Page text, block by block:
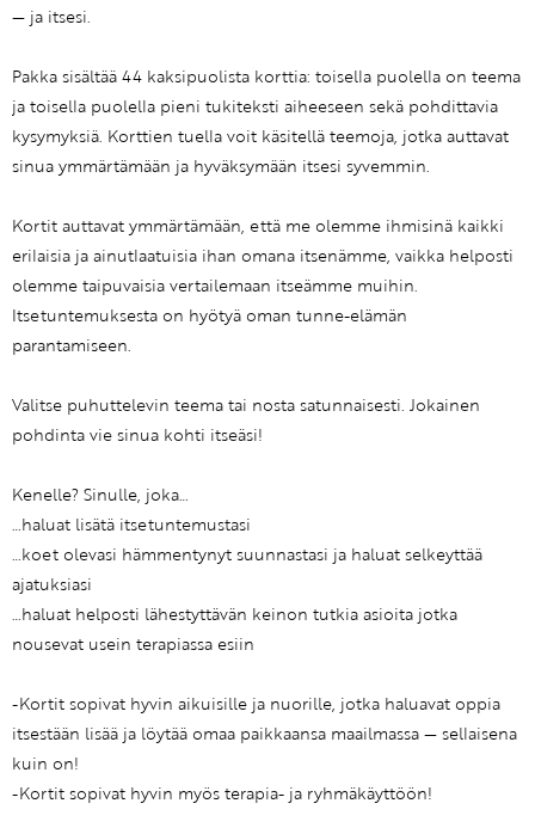
— ja itsesi.
Pakka sisältää 44 kaksipuolista korttia: toisella puolella on teema
ja toisella puolella pieni tukiteksti aiheeseen sekä pohdittavia
kysymyksiä. Korttien tuella voit käsitellä teemoja, jotka auttavat
sinua ymmärtämään ja hyväksymään itsesi syvemmin.
Kortit auttavat ymmärtämään, että me olemme ihmisinä kaikki
erilaisia ja ainutlaatuisia ihan omana itsenämme, vaikka helposti
olemme taipuvaisia vertailemaan itseämme muihin.
Itsetuntemuksesta on hyötyä oman tunne-elämän
parantamiseen.
Valitse puhuttelevin teema tai nosta satunnaisesti. Jokainen
pohdinta vie sinua kohti itseäsi!
Kenelle? Sinulle, joka…
…haluat lisätä itsetuntemustasi
…koet olevasi hämmentynyt suunnastasi ja haluat selkeyttää
ajatuksiasi
…haluat helposti lähestyttävän keinon tutkia asioita jotka
nousevat usein terapiassa esiin
-Kortit sopivat hyvin aikuisille ja nuorille, jotka haluavat oppia
itsestään lisää ja löytää omaa paikkaansa maailmassa — sellaisena
kuin on!
-Kortit sopivat hyvin myös terapia- ja ryhmäkäyttöön!